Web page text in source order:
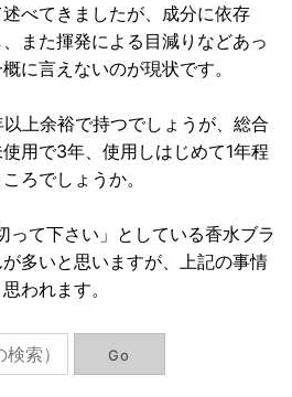
べてきましたが、成分に依存
また揮発による目減りなどあっ
に言えないのが現状です。
上余裕で持つでしょうが、総合
用で3年、使用しはじめて1年程
ろでしょうか。
って下さい」としている香水ブラ
多いと思いますが、上記の事情
われます。